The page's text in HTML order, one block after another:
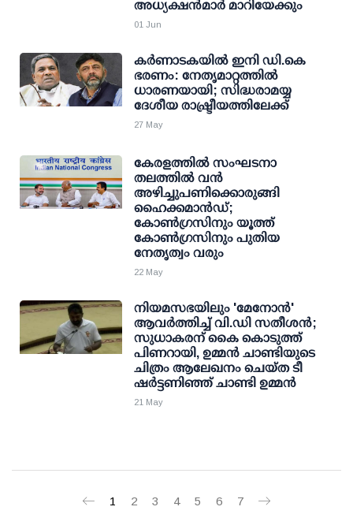
അധ്യക്ഷന്‍മാര്‍ മാറിയേക്കും
01 Jun
കര്‍ണാടകയില്‍ ഇനി ഡി.കെ
ഭരണം: നേതൃമാറ്റത്തില്‍
ധാരണയായി; സിദ്ധരാമയ്യ
ദേശീയ രാഷ്ട്രീയത്തിലേക്ക്
27 May
കേരളത്തില്‍ സംഘടനാ
തലത്തില്‍ വന്‍
അഴിച്ചുപണിക്കൊരുങ്ങി
ഹൈക്കമാന്‍ഡ്;
കോണ്‍ഗ്രസിനും യൂത്ത്
കോണ്‍ഗ്രസിനും പുതിയ
നേതൃത്വം വരും
22 May
നിയമസഭയിലും 'മേനോന്‍'
ആവര്‍ത്തിച്ച് വി.ഡി സതീശന്‍;
സുധാകരന് കൈ കൊടുത്ത്
പിണറായി, ഉമ്മന്‍ ചാണ്ടിയുടെ
ചിത്രം ആലേഖനം ചെയ്ത ടീ
ഷര്‍ട്ടണിഞ്ഞ് ചാണ്ടി ഉമ്മന്‍
21 May
1 2 3 4 5 6 7